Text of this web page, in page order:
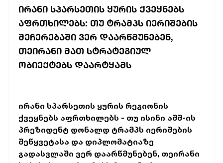
ᲘᲠᲐᲜᲘ ᲡᲞᲐᲠᲡᲔᲗᲘᲡ ᲧᲣᲠᲘᲡ ᲥᲕᲔᲧᲜᲔᲑᲡ
ᲐᲤᲠᲗᲮᲘᲚᲔᲑᲡ: ᲗᲣ ᲢᲠᲐᲛᲞᲡ ᲘᲔᲠᲘᲨᲔᲑᲘᲡ
ᲨᲔᲩᲔᲠᲔᲑᲐᲨᲘ ᲕᲔᲠ ᲓᲐᲐᲠᲬᲛᲣᲜᲔᲑᲔᲜ,
ᲗᲔᲘᲠᲐᲜᲘ ᲛᲐᲗ ᲡᲢᲠᲐᲢᲔᲒᲘᲣᲚ
ᲝᲑᲘᲔᲥᲢᲔᲑᲡ ᲓᲐᲐᲠᲢᲧᲐᲛᲡ
ირანი სპარსეთის ყურის რეგიონის
ქვეყნებს აფრთხილებს - თუ ისინი აშშ-ის
პრეზიდენტ დონალდ ტრამპს იერიშების
შეწყვეტასა და დიპლომატიაზე
გადასვლაში ვერ დაარწმუნებენ, თეირანი